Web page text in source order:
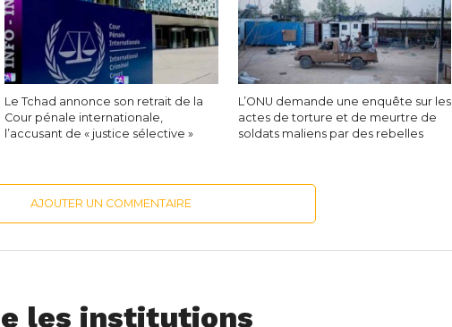
Le Tchad annonce son retrait de la
Cour pénale internationale,
l’accusant de « justice sélective »
L’ONU demande une enquête sur les
actes de torture et de meurtre de
soldats maliens par des rebelles
AJOUTER UN COMMENTAIRE
les institutions